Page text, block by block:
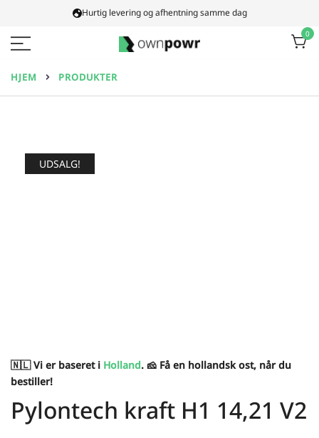
indhold
Hurtig levering og afhentning samme dag
0
HJEM PRODUKTER
UDSALG!
🇳🇱 Vi er baseret i Holland. 🧀 Få en hollandsk ost, når du
bestiller!
Pylontech kraft H1 14,21 V2